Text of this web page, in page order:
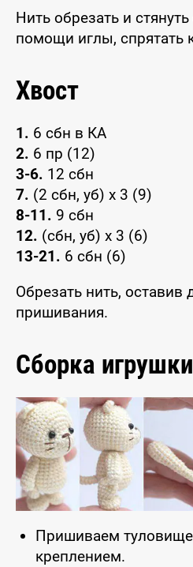
Нить обрезать и
помощи иглы, спрятать
Хвост
1. 6 сбн в КА
2. 6 пр (12)
3-6. 12 сбн
7. (2 сбн, уб) x 3 (9)
8-11. 9 сбн
12. (сбн, уб) x 3 (6)
13-21. 6 сбн (6)
Обрезать нить,
пришивания.
Сборка игрушки
Пришиваем
креплением.